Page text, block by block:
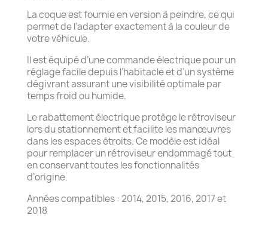
La coque est fournie en version à peindre, ce qui
permet de l’adapter exactement à la couleur de
votre véhicule.
Il est équipé d’une commande électrique pour un
réglage facile depuis l’habitacle et d’un système
dégivrant assurant une visibilité optimale par
temps froid ou humide.
Le rabattement électrique protège le rétroviseur
lors du stationnement et facilite les manœuvres
dans les espaces étroits. Ce modèle est idéal
pour remplacer un rétroviseur endommagé tout
en conservant toutes les fonctionnalités
d’origine.
Années compatibles : 2014, 2015, 2016, 2017 et
2018